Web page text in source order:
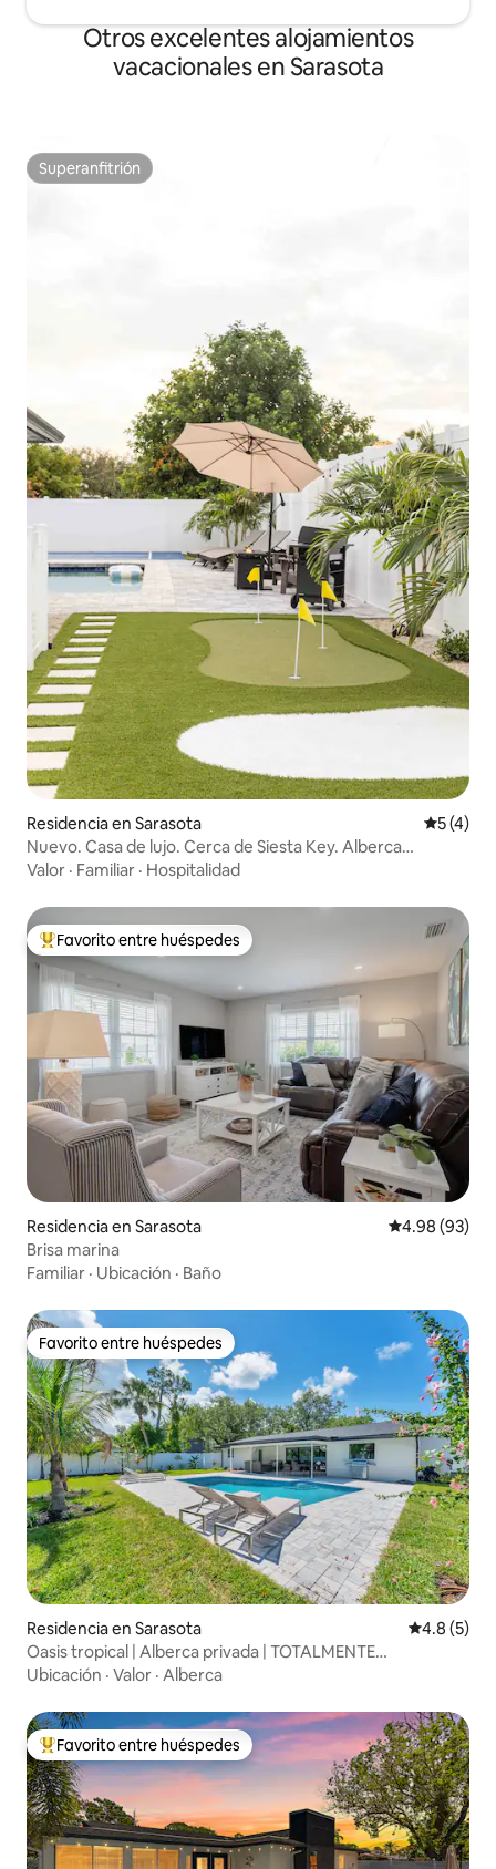
Otros excelentes alojamientos
vacacionales en Sarasota
Superanfitrión
Superanfitrión
Residencia en Sarasota
5 (4)
Nuevo. Casa de lujo. Cerca de Siesta Key. Alberca
climatizada.
Valor · Familiar · Hospitalidad
De los mejores en Favorito entre huéspedes
Favorito entre huéspedes
Residencia en Sarasota Calificación
4.98 (93)
Brisa marina
Familiar · Ubicación · Baño
Favorito entre huéspedes
Favorito entre huéspedes
Residencia en Sarasota
4.8 (5)
Oasis tropical | Alberca privada | TOTALMENTE
remodelado
Ubicación · Valor · Alberca
De los mejores en Favorito entre huéspedes
Favorito entre huéspedes